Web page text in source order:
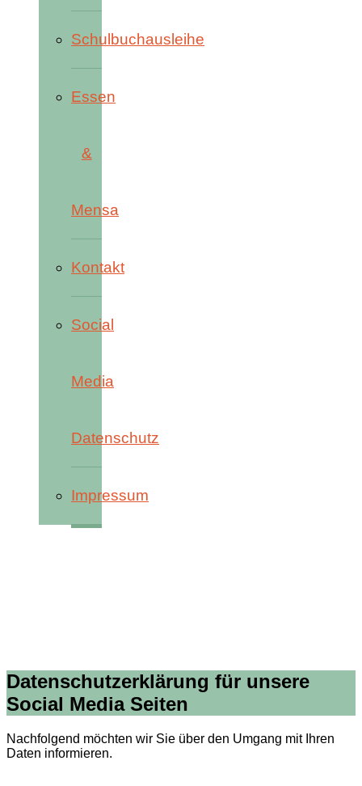
Schulbuchausleihe
Essen
&
Mensa
Kontakt
Social
Media
Datenschutz
Impressum
Datenschutzerklärung für unsere
Social Media Seiten
Nachfolgend möchten wir Sie über den Umgang mit Ihren
Daten informieren.